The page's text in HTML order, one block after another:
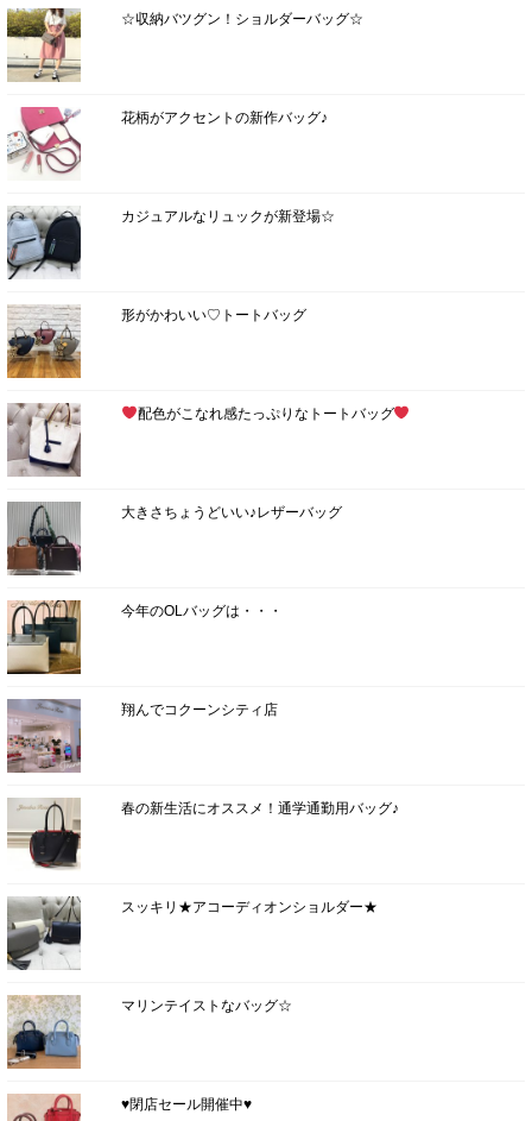
☆収納バツグン！ショルダーバッグ☆
花柄がアクセントの新作バッグ♪
カジュアルなリュックが新登場☆
形がかわいい♡トートバッグ
配色がこなれ感たっぷりなトートバッグ
大きさちょうどいい♪レザーバッグ
今年のOLバッグは・・・
翔んでコクーンシティ店
春の新生活にオススメ！通学通勤用バッグ♪
スッキリ★アコーディオンショルダー★
マリンテイストなバッグ☆
♥閉店セール開催中♥